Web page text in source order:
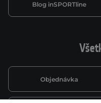
Objednávka
Blog inSPORTline